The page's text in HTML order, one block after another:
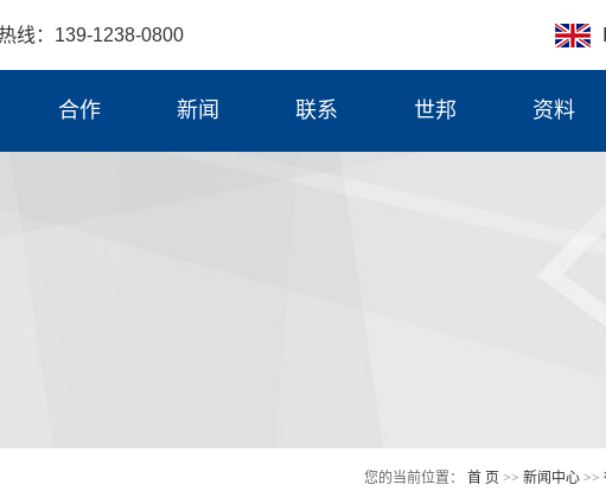
线：139-1238-0800
合作 新闻 联系 世邦 资料
您的当前位置： 首 页 >> 新闻中心 >>